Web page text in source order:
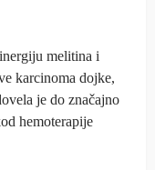
melitina i
karcinoma dojke,
je do značajno
hemoterapije